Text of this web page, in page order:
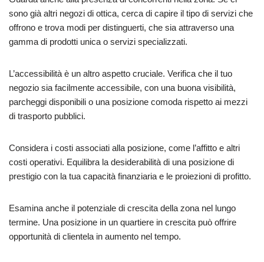
sono già altri negozi di ottica, cerca di capire il tipo di servizi che
offrono e trova modi per distinguerti, che sia attraverso una
gamma di prodotti unica o servizi specializzati.
L’accessibilità è un altro aspetto cruciale. Verifica che il tuo
negozio sia facilmente accessibile, con una buona visibilità,
parcheggi disponibili o una posizione comoda rispetto ai mezzi
di trasporto pubblici.
Considera i costi associati alla posizione, come l’affitto e altri
costi operativi. Equilibra la desiderabilità di una posizione di
prestigio con la tua capacità finanziaria e le proiezioni di profitto.
Esamina anche il potenziale di crescita della zona nel lungo
termine. Una posizione in un quartiere in crescita può offrire
opportunità di clientela in aumento nel tempo.